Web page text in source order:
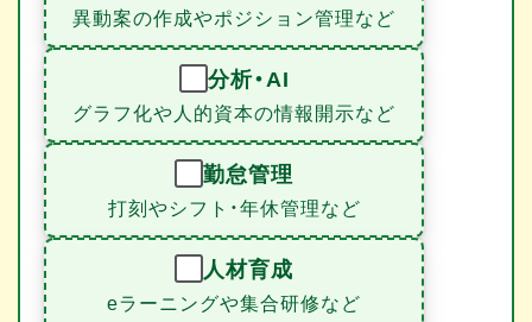
異動案の作成やポジション管理など
分析・AI
グラフ化や人的資本の情報開示など
勤怠管理
打刻やシフト・年休管理など
人材育成
eラーニングや集合研修など